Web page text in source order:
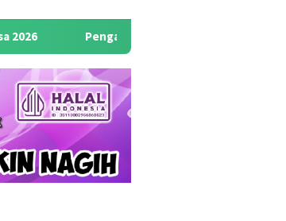
Sumpah Jabatan dan Pelantikan Kaur TU